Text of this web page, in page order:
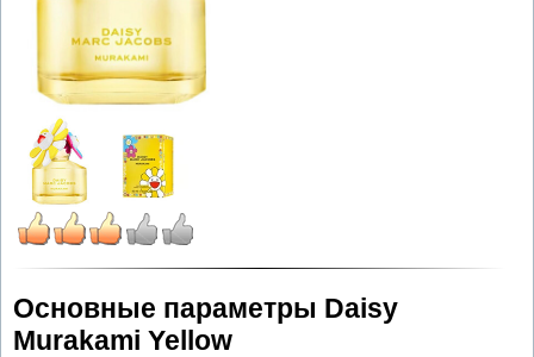
Основные параметры Daisy
Murakami Yellow